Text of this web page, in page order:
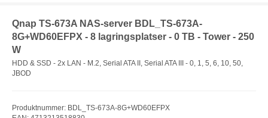
Qnap TS-673A NAS-server BDL_TS-673A-
8G+WD60EFPX - 8 lagringsplatser - 0 TB - Tower - 250
W
HDD & SSD - 2x LAN - M.2, Serial ATA II, Serial ATA III - 0, 1, 5, 6, 10, 50,
JBOD
Produktnummer: BDL_TS-673A-8G+WD60EFPX